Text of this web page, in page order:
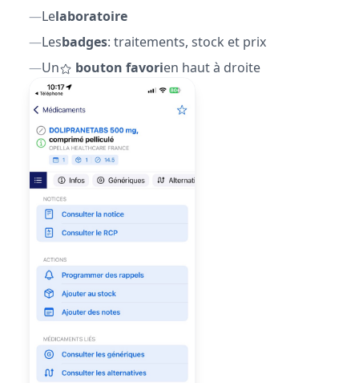
—Lelaboratoire
—Lesbadges: traitements, stock et prix
—Un bouton favorien haut à droite